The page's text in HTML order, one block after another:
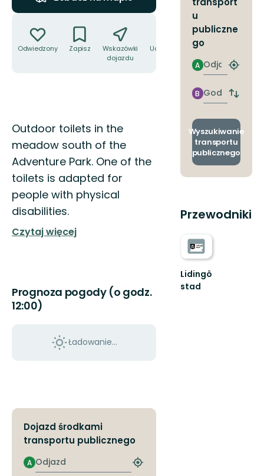
Odwiedzony Zapisz
Wskazówki
dojazdu
Udostępnij
Opis
Outdoor toilets in the
meadow south of the
Adventure Park. One of the
toilets is adapted for
people with physical
disabilities.
Czytaj więcej
Prognoza pogody (o godz.
12:00)
Ładowanie...
Dojazd środkami
transportu publicznego
Odjazd
A
Znajdź
u
publiczne
go
Odjazd
A
Znajdź
Godzinie
przyjazdu
B
Zmiana
i
Wyszukiwanie
transportu
publicznego
Przewodniki
Lidingö
stad